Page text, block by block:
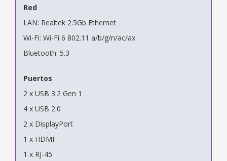
Red
LAN: Realtek 2.5Gb Ethernet
Wi-Fi: Wi-Fi 6 802.11 a/b/g/n/ac/ax
Bluetooth: 5.3
Puertos
2 x USB 3.2 Gen 1
4 x USB 2.0
2 x DisplayPort
1 x HDMI
1 x RJ-45